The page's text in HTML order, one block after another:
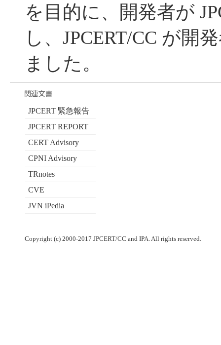
を目的に、開発者が
し、JPCERT/CC が開
ました。
JPCERT 緊急報告
JPCERT REPORT
CERT Advisory
CPNI Advisory
TRnotes
CVE
JVN iPedia
Copyright (c) 2000-2017 JPCERT/CC and IPA. All rights reserved.